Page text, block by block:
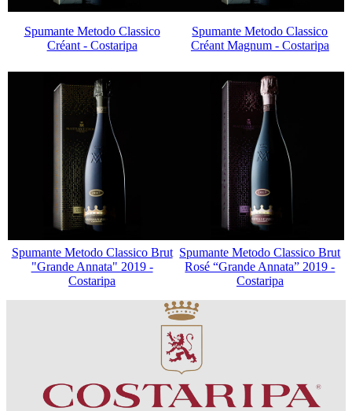
Spumante Metodo Classico
Créant - Costaripa
Spumante Metodo Classico
Créant Magnum - Costaripa
Spumante Metodo Classico Brut
"Grande Annata" 2019 -
Costaripa
Spumante Metodo Classico Brut
Rosé “Grande Annata” 2019 -
Costaripa